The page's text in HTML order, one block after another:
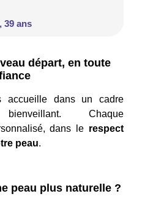
ans
départ, en toute
accueille dans un cadre
Chaque
dans le respect
peau.
peau plus naturelle ?